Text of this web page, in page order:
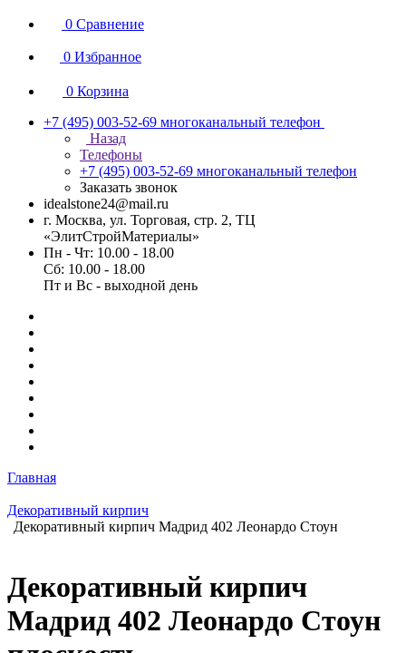
0 Сравнение
0 Избранное
0 Корзина
+7 (495) 003-52-69 многоканальный телефон
Назад
Телефоны
+7 (495) 003-52-69 многоканальный телефон
Заказать звонок
idealstone24@mail.ru
г. Москва, ул. Торговая, стр. 2, ТЦ
«ЭлитСтройМатериалы»
Пн - Чт: 10.00 - 18.00
Сб: 10.00 - 18.00
Пт и Вс - выходной день
Главная
Декоративный кирпич
Декоративный кирпич Мадрид 402 Леонардо Стоун
Декоративный кирпич
Мадрид 402 Леонардо Стоун